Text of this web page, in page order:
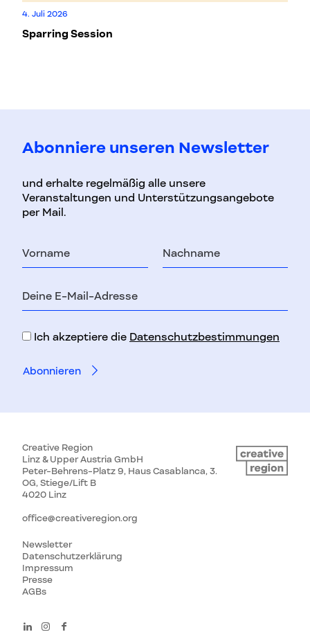
4. Juli 2026
Sparring Session
Abonniere unseren Newsletter
und erhalte regelmäßig alle unsere
Veranstaltungen und Unterstützungsangebote
per Mail.
Nachname
Mail-
Ich akzeptiere die Datenschutzbestimmungen
Creative Region
Linz & Upper Austria GmbH
Peter-Behrens-Platz 9, Haus Casablanca, 3.
OG, Stiege/Lift B
4020 Linz
office@creativeregion.org
Newsletter
Datenschutzerklärung
Impressum
Presse
AGBs